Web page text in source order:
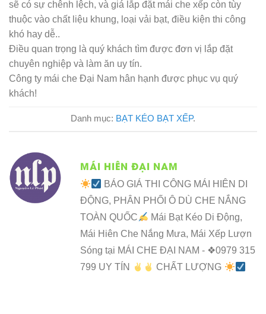
sẽ có sự chênh lệch, và giá lắp đặt mái che xếp còn tùy
thuộc vào chất liệu khung, loại vải bạt, điều kiện thi công
khó hay dễ..
Điều quan trọng là quý khách tìm được đơn vị lắp đặt
chuyên nghiệp và làm ăn uy tín.
Công ty mái che Đại Nam hân hạnh được phục vụ quý
khách!
Danh mục: BẠT KÉO BẠT XẾP.
MÁI HIÊN ĐẠI NAM
BÁO GIÁ THI CÔNG MÁI HIÊN DI
ĐỘNG, PHÂN PHỐI Ô DÙ CHE NẮNG
TOÀN QUỐC
Mái Bạt Kéo Di Động,
Mái Hiên Che Nắng Mưa, Mái Xếp Lượn
Sóng tại MÁI CHE ĐẠI NAM - ❖0979 315
799 UY TÍN
CHẤT LƯỢNG